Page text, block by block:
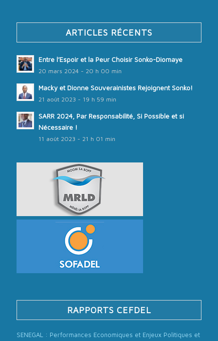
ARTICLES RÉCENTS
Entre l’Espoir et la Peur Choisir Sonko-Diomaye
20 mars 2024 - 20 h 00 min
Macky et Dionne Souverainistes Rejoignent Sonko!
21 août 2023 - 19 h 59 min
SARR 2024, Par Responsabilité, Si Possible et si
Nécessaire !
11 août 2023 - 21 h 01 min
RAPPORTS CEFDEL
SENEGAL : Performances Economiques et Enjeux Politiques et